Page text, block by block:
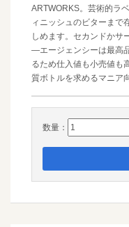
ARTWORKS。芸術的ラ
ィニッシュのビターまで
しめます。セカンドかサ
―エージェンシーは最高
るため仕入値も小売値も
質ボトルを求めるマニア
数量：